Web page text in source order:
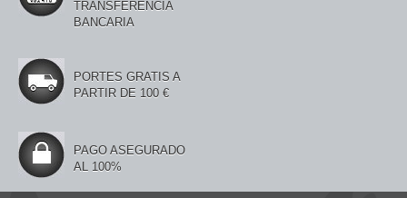
TRANSFERENCIA
BANCARIA
PORTES GRATIS A
PARTIR DE 100 €
PAGO ASEGURADO
AL 100%